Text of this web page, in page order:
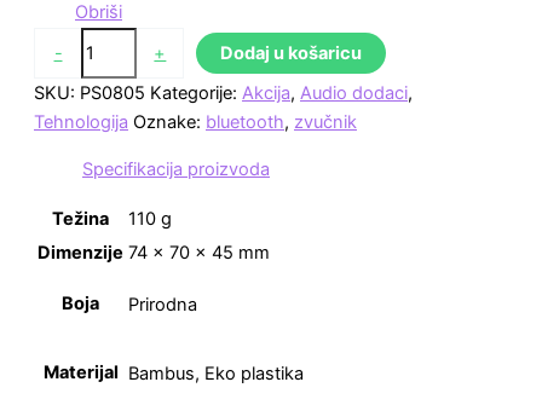
Obriši
-
+
Dodaj u košaricu
SKU: PS0805 Kategorije: Akcija, Audio dodaci,
Tehnologija Oznake: bluetooth, zvučnik
Specifikacija proizvoda
Težina
110 g
Dimenzije 74 × 70 × 45 mm
Boja Prirodna
Materijal Bambus, Eko plastika